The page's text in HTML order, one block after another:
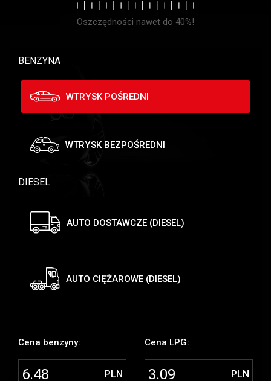
Oszczędności nawet do 40%!
BENZYNA
WTRYSK POŚREDNI
WTRYSK BEZPOŚREDNI
DIESEL
AUTO DOSTAWCZE (DIESEL)
AUTO CIĘŻAROWE (DIESEL)
Cena benzyny:
PLN
Cena LPG:
PLN